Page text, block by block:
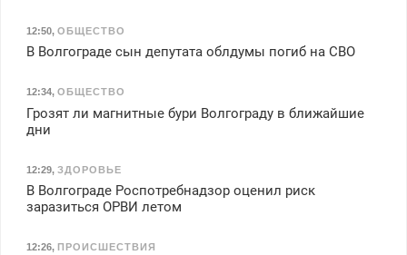
12:50, ОБЩЕСТВО
В Волгограде сын депутата облдумы погиб на СВО
12:34, ОБЩЕСТВО
Грозят ли магнитные бури Волгограду в ближайшие
дни
12:29, ЗДОРОВЬЕ
В Волгограде Роспотребнадзор оценил риск
заразиться ОРВИ летом
12:26, ПРОИСШЕСТВИЯ